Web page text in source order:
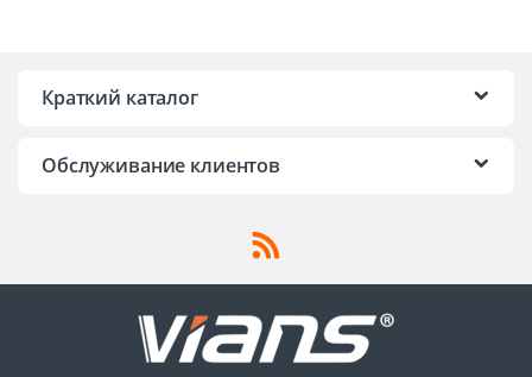
Краткий каталог
Обслуживание клиентов